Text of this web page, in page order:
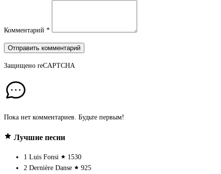
Комментарий *
Отправить комментарий
Защищено reCAPTCHA
Пока нет комментариев. Будьте первым!
Лучшие песни
1 Luis Fonsi
1530
2 Dernière Danse
925